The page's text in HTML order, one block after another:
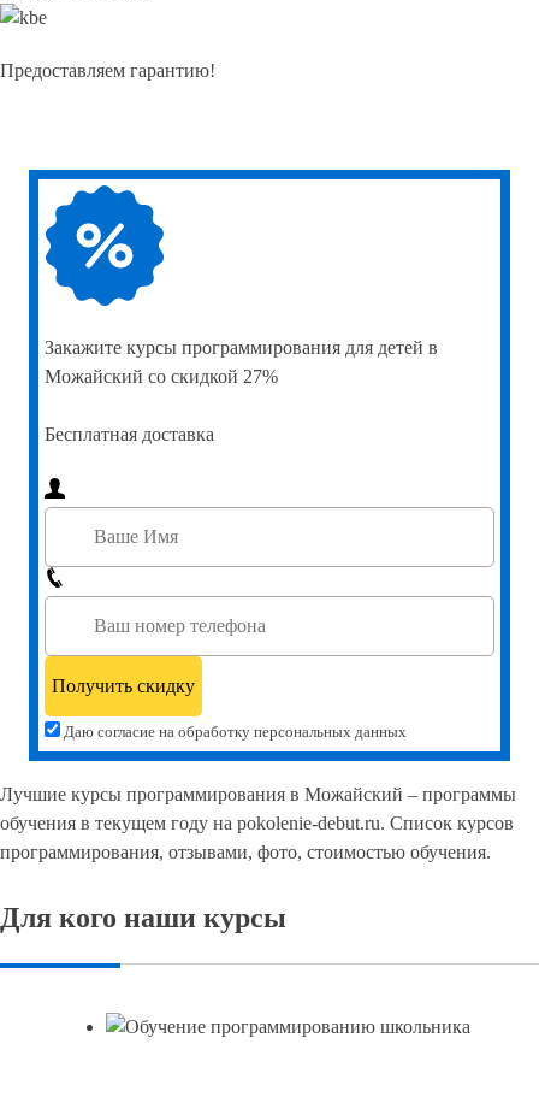
Предоставляем гарантию!
Закажите курсы программирования для детей в
Можайский со скидкой 27%
Бесплатная доставка
Даю согласие на обработку персональных данных
Лучшие курсы программирования в Можайский – программы
обучения в текущем году на pokolenie-debut.ru. Список курсов
программирования, отзывами, фото, стоимостью обучения.
Для кого наши курсы